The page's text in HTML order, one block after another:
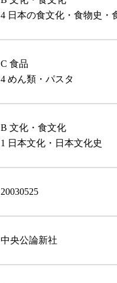
4 日本の食文化・食物史・
C 食品
4 めん類・パスタ
B 文化・食文化
1 日本文化・日本文化史
20030525
中央公論新社